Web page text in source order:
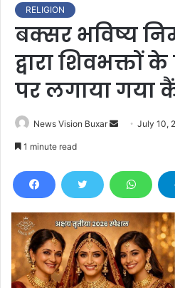
RELIGION
बक्सर भविष्य
द्वारा शिवभक्तों
पर लगाया गया
News Vision Buxar
d
e
m
a
i
July 10,
1 minute read